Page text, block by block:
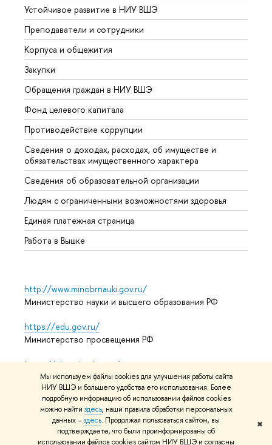
Мы используем файлы cookies для улучшения работы сайта
НИУ ВШЭ и большего удобства его использования. Более
подробную информацию об использовании файлов cookies
можно найти здесь, наши правила обработки персональных
данных –здесь. Продолжая пользоваться сайтом, вы
подтверждаете, что были проинформированы об
использовании файлов cookies сайтом НИУ ВШЭ и согласны
✖
Устойчивое развитие в НИУ ВШЭ
Преподаватели и сотрудники
Корпуса и общежития
Закупки
Обращения граждан в НИУ ВШЭ
Фонд целевого капитала
Противодействие коррупции
Сведения о доходах, расходах, об имуществе и
обязательствах имущественного характера
Сведения об образовательной организации
Людям с ограниченными возможностями здоровья
Единая платежная страница
Работа в Вышке
http://www.minobrnauki.gov.ru/
Министерство науки и высшего образования РФ
https://edu.gov.ru/
Министерство просвещения РФ
https://elearning.hse.ru/mooc
Массовые открытые онлайн-курсы
© НИУ ВШЭ 1993–2026 Адреса и контактыУсловия
использования материаловПолитика конфиденциальности